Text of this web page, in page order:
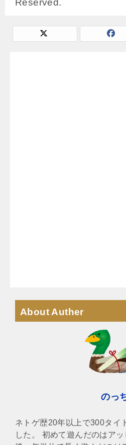
Reserved.
About Auther
のっ
ネトゲ歴20年以上で300タイ
した。 初めて遊んだのはア